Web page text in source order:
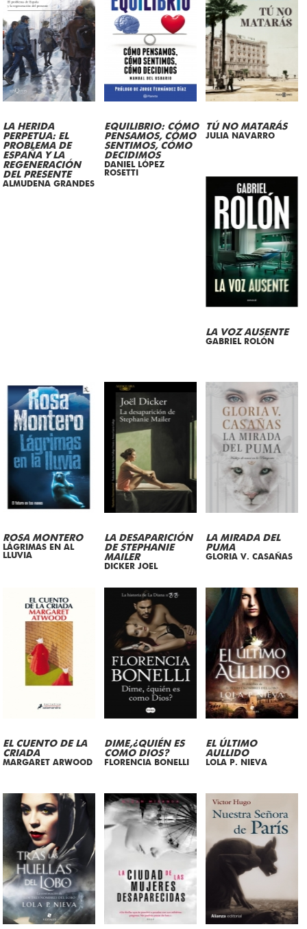
LA HERIDA
PERPETUA: EL
PROBLEMA DE
ESPAÑA Y LA
REGENERACIÓN
DEL PRESENTE
ALMUDENA GRANDES
EQUILIBRIO: CÓMO
PENSAMOS, CÓMO
SENTIMOS, CÓMO
DECIDIMOS
DANIEL LÓPEZ
ROSETTI
TÚ NO MATARÁS
JULIA NAVARRO
LA VOZ AUSENTE
GABRIEL ROLÓN
ROSA MONTERO
LÁGRIMAS EN AL
LLUVIA
LA DESAPARICIÓN
DE STEPHANIE
MAILER
DICKER JOEL
LA MIRADA DEL
PUMA
GLORIA V. CASAÑAS
EL CUENTO DE LA
CRIADA
MARGARET ARWOOD
DIME,¿QUIÉN ES
COMO DIOS?
FLORENCIA BONELLI
EL ÚLTIMO
AULLIDO
LOLA P. NIEVA